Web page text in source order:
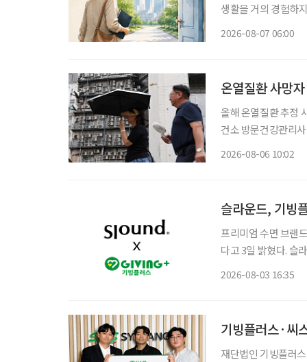
생활을 거의 경험하
2026-08-07 06:00
온열질환 사망
올해 온열질환 추정
건소 방문건강관리사업 통해 폭
2026-08-06 10:02
슬라운드, 기빙
프리미엄 수면 브랜
다고 3일 밝혔다. 슬라운드(SLOUND)는 2024년부터 기빙플러스를 통해 꾸준히 물품 기부
2026-08-03 16:35
기빙플러스·씨
재단법인 기빙플러